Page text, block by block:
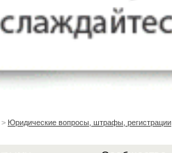
> Юридические вопросы, штрафы, регистрации